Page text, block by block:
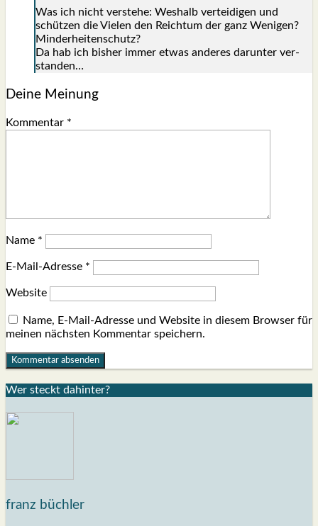
Was ich nicht ver­ste­he: Wes­halb ver­tei­di­gen und
schüt­zen die Vie­len den Reich­tum der ganz Weni­gen?
Min­der­hei­ten­schutz?
Da hab ich bis­her immer etwas ande­res dar­un­ter ver­
stan­den…
Deine Meinung
Kommentar *
Name *
E-Mail-Adresse *
Website
Name, E-Mail-Adresse und Website in diesem Browser für
meinen nächsten Kommentar speichern.
Wer steckt dahin­ter?
franz büchler